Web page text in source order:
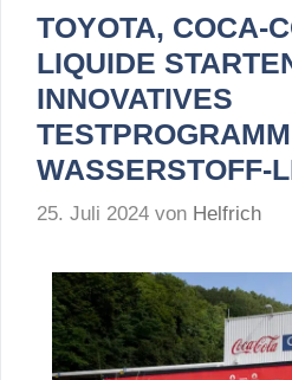
TOYOTA, COCA-
LIQUIDE
INNOVATIVES
WASSERSTOFF-
25. Juli 2024 von Helfrich